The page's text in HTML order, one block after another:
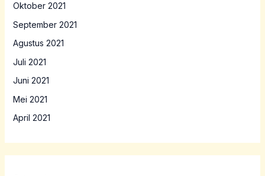
Oktober 2021
September 2021
Agustus 2021
Juli 2021
Juni 2021
Mei 2021
April 2021